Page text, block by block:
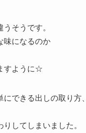
そうです。
味になるのか
すように☆
できる出しの取り方、
してしまいました。